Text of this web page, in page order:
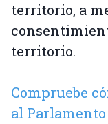
territorio, a
territorio.
Compruebe
al